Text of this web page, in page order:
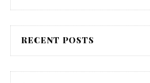
RECENT POSTS